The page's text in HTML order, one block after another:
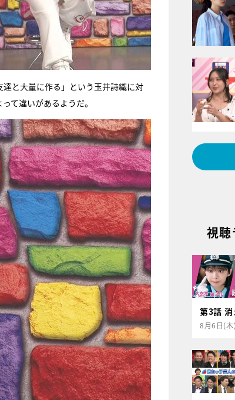
と大量に作る」という玉井詩織に対
て違いがあるようだ。
視聴
第3話 消
8月6日(